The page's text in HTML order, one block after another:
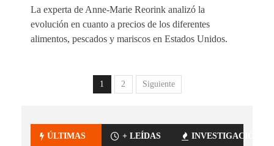
La experta de Anne-Marie Reorink analizó la
evolución en cuanto a precios de los diferentes
alimentos, pescados y mariscos en Estados Unidos.
1 2 Siguiente
ÚLTIMAS + LEÍDAS INVESTIGACIÓN